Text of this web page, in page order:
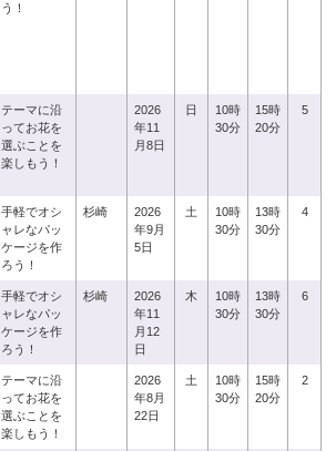
う！
テーマに沿
ってお花を
選ぶことを
楽しもう！
2026
年11
月8日
日
10時
30分
15時
20分
5
手軽でオシ
ャレなパッ
ケージを作
ろう！
杉崎
2026
年9月
5日
土
10時
30分
13時
30分
4
手軽でオシ
ャレなパッ
ケージを作
ろう！
杉崎
2026
年11
月12
日
木
10時
30分
13時
30分
6
テーマに沿
ってお花を
選ぶことを
楽しもう！
2026
年8月
22日
土
10時
30分
15時
20分
2